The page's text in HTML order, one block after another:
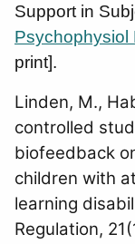
Support in
Psychophysiol
print].
Linden, M.,
controlled
biofeedback
children with
learning
Regulation,